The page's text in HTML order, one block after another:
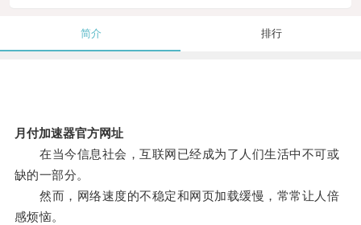
简介 排行
月付加速器官方网址
在当今信息社会，互联网已经成为了人们生活中不可或
缺的一部分。
然而，网络速度的不稳定和网页加载缓慢，常常让人倍
感烦恼。